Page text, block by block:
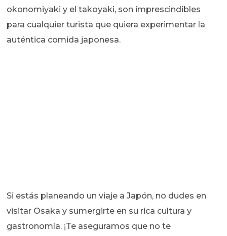
okonomiyaki y el takoyaki, son imprescindibles
para cualquier turista que quiera experimentar la
auténtica comida japonesa.
Si estás planeando un viaje a Japón, no dudes en
visitar Osaka y sumergirte en su rica cultura y
gastronomía. ¡Te aseguramos que no te